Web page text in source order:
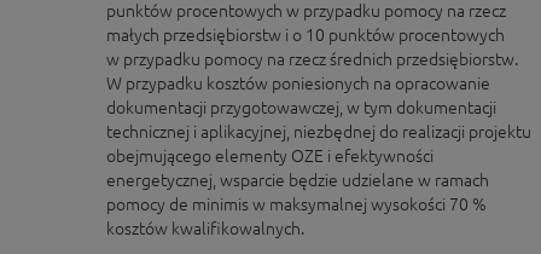
punktów procentowych w przypadku pomocy na rzecz
małych przedsiębiorstw i o 10 punktów procentowych
w przypadku pomocy na rzecz średnich przedsiębiorstw.
W przypadku kosztów poniesionych na opracowanie
dokumentacji przygotowawczej, w tym dokumentacji
technicznej i aplikacyjnej, niezbędnej do realizacji projektu
obejmującego elementy OZE i efektywności
energetycznej, wsparcie będzie udzielane w ramach
pomocy de minimis w maksymalnej wysokości 70 %
kosztów kwalifikowalnych.